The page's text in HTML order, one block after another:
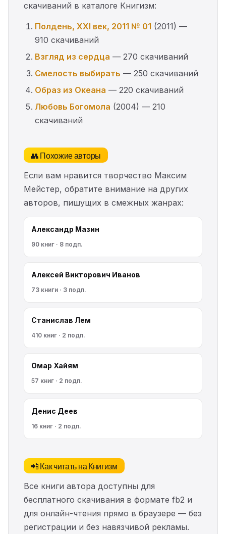
скачиваний в каталоге Книгизм:
Полдень, XXI век, 2011 № 01 (2011) —
910 скачиваний
Взгляд из сердца — 270 скачиваний
Смелость выбирать — 250 скачиваний
Образ из Океана — 220 скачиваний
Любовь Богомола (2004) — 210
скачиваний
👥 Похожие авторы
Если вам нравится творчество Максим
Мейстер, обратите внимание на других
авторов, пишущих в смежных жанрах:
Александр Мазин
90 книг · 8 подп.
Алексей Викторович Иванов
73 книги · 3 подп.
Станислав Лем
410 книг · 2 подп.
Омар Хайям
57 книг · 2 подп.
Денис Деев
16 книг · 2 подп.
📲 Как читать на Книгизм
Все книги автора доступны для
бесплатного скачивания в формате fb2 и
для онлайн-чтения прямо в браузере — без
регистрации и без навязчивой рекламы.